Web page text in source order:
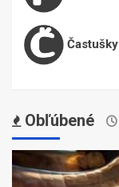
Častušky
Obľúbené